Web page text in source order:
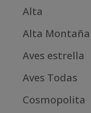
Alta
Alta Montaña
Aves estrella
Aves Todas
Cosmopolita